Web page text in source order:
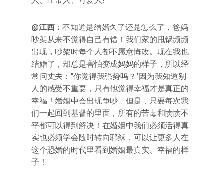
@江西： 不知道是结婚久了还是怎么了，爸妈
吵架从来不觉得自己有错！我们家的甩锅频频
出现，吵架时每个人都不愿意悔改。现在我也
结婚了，却总是害怕变成妈妈的样子，所以经
常问丈夫：“你觉得我强势吗？”因为我知道别
人的感受不重要，只有他觉得幸福才是真正的
幸福！婚姻中会出现争吵，但是，只要每次我
们一起回到基督的里面，所有的苦毒和愤愤不
平都可以得到解决！在婚姻中我们必须活得真
实也必须学会随时转向耶稣，可以让更多人在
这个恐婚的时代里看到婚姻最真实、幸福的样
子！